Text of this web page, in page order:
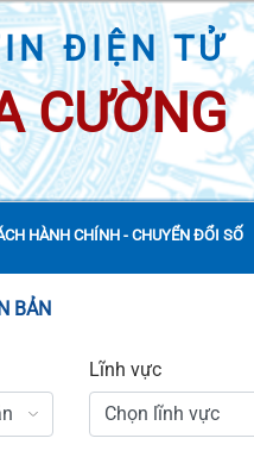
ĐIỆN TỬ
CƯỜNG
HÀNH CHÍNH - CHUYỂN ĐỔI SỐ
BẢN
Lĩnh vực
Chọn lĩnh vực